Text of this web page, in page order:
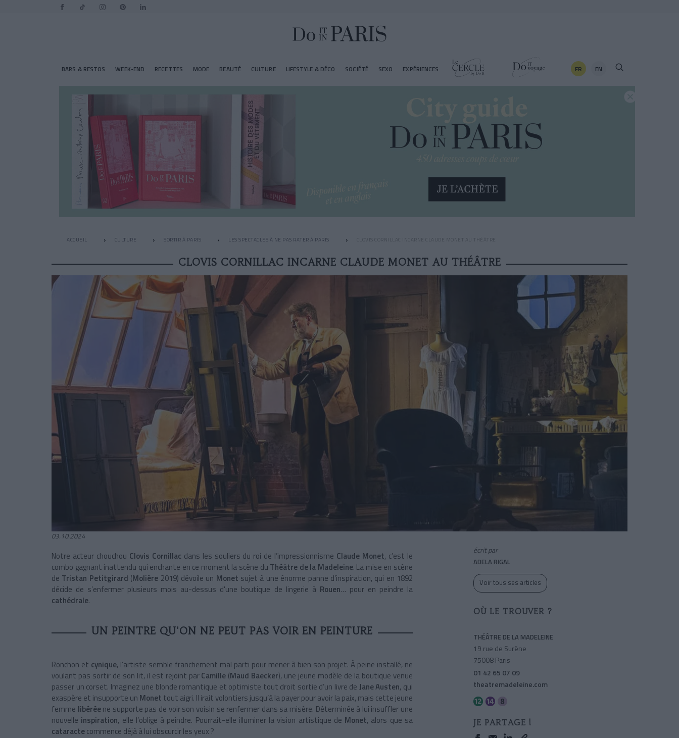
BARS & RESTOS WEEK-END RECETTES MODE BEAUTÉ CULTURE LIFESTYLE & DÉCO SOCIÉTÉ SEXO EXPÉRIENCES FR EN
ACCUEIL CULTURE SORTIR À PARIS LES SPECTACLES À NE PAS RATER À PARIS CLOVIS CORNILLAC INCARNE CLAUDE MONET AU THÉÂTRE
CLOVIS CORNILLAC INCARNE CLAUDE MONET AU THÉÂTRE
03.10.2024
Notre acteur chouchou Clovis Cornillac dans les souliers du roi de l’impressionnisme Claude Monet, c’est le
combo gagnant inattendu qui enchante en ce moment la scène du Théâtre de la Madeleine. La mise en scène
de Tristan Petitgirard (Molière 2019) dévoile un Monet sujet à une énorme panne d’inspiration, qui en 1892
décide de s’enfermer plusieurs mois au-dessus d'une boutique de lingerie à Rouen… pour en peindre la
cathédrale.
UN PEINTRE QU'ON NE PEUT PAS VOIR EN PEINTURE
Ronchon et cynique, l’artiste semble franchement mal parti pour mener à bien son projet. À peine installé, ne
voulant pas sortir de son lit, il est rejoint parCamille (Maud Baecker), une jeune modèle de la boutique venue
passer un corset. Imaginez une blonde romantique et optimiste tout droit sortie d’un livre de Jane Austen, qui
exaspère et insupporte un Monet tout aigri. Il irait volontiers jusqu’à la payer pour avoir la paix, mais cette jeune
femme libéréene supporte pas de voir son voisin se renfermer dans sa misère. Déterminée à lui insuffler une
nouvelle inspiration, elle l’oblige à peindre. Pourrait-elle illuminer la vision artistique de Monet, alors que sa
cataractecommence déjà à lui obscurcir les yeux ?
écrit par
ADELA RIGAL
Voir tous ses articles
OÙ LE TROUVER ?
THÉÂTRE DE LA MADELEINE
19 rue de Surène
75008 Paris
01 42 65 07 09
theatremadeleine.com
JE PARTAGE !